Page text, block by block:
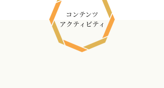
コンテンツ
アクティビティ